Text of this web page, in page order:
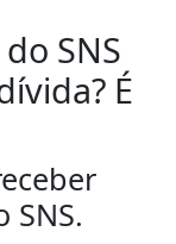
SNS
É
SNS.